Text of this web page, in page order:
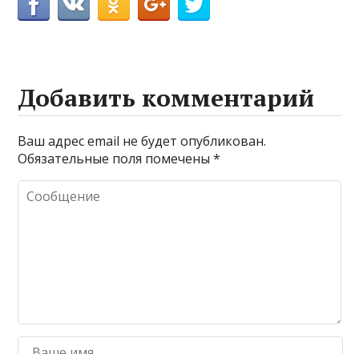
Добавить комментарий
Ваш адрес email не будет опубликован.
Обязательные поля помечены*